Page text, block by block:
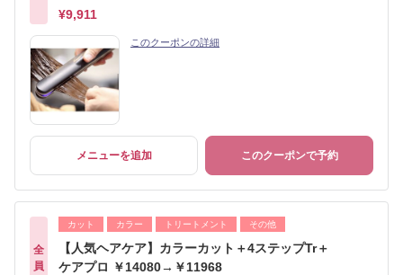
¥9,911
このクーポンの詳細
メニューを追加 このクーポンで予約
全
員
カット カラー トリートメント その他
【人気ヘアケア】カラーカット＋4ステップTr＋
ケアプロ ￥14080→￥11968